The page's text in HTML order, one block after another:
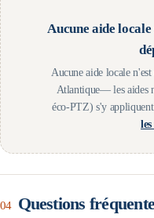
Aucune aide
Aucune aide locale
Atlantique— les aides
éco-PTZ) s'y
04 Questions